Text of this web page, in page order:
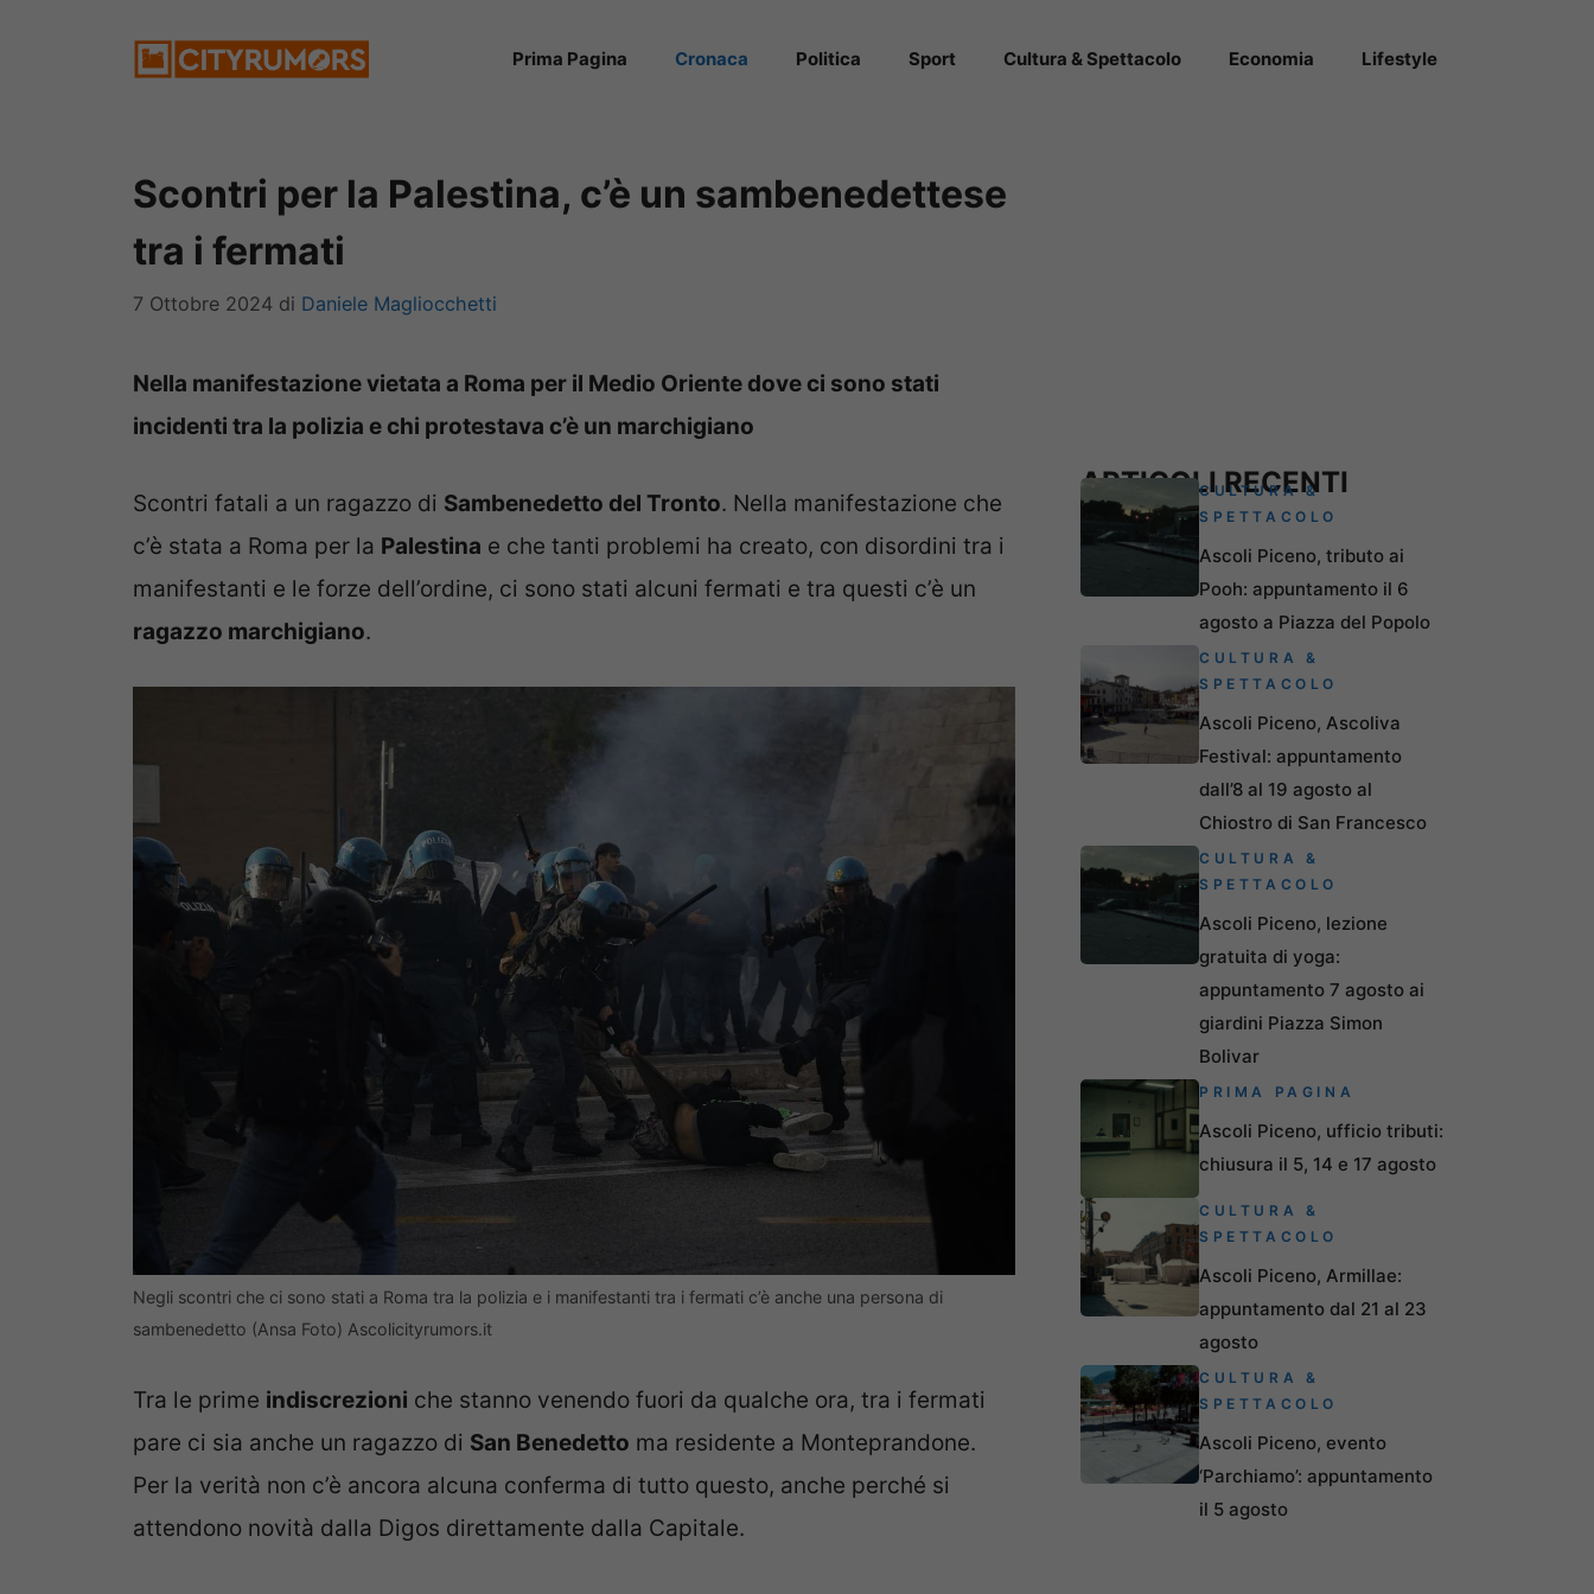
Prima Pagina Cronaca Politica Sport Cultura & Spettacolo Economia Lifestyle
Scontri per la Palestina, c’è un sambenedettese
tra i fermati
7 Ottobre 2024 di Daniele Magliocchetti
Nella manifestazione vietata a Roma per il Medio Oriente dove ci sono stati
incidenti tra la polizia e chi protestava c’è un marchigiano
Scontri fatali a un ragazzo di Sambenedetto del Tronto. Nella manifestazione che
c’è stata a Roma per la Palestina e che tanti problemi ha creato, con disordini tra i
manifestanti e le forze dell’ordine, ci sono stati alcuni fermati e tra questi c’è un
ragazzo marchigiano.
Negli scontri che ci sono stati a Roma tra la polizia e i manifestanti tra i fermati c’è anche una persona di
sambenedetto (Ansa Foto) Ascolicityrumors.it
Tra le prime indiscrezioni che stanno venendo fuori da qualche ora, tra i fermati
pare ci sia anche un ragazzo di San Benedetto ma residente a Monteprandone.
Per la verità non c’è ancora alcuna conferma di tutto questo, anche perché si
attendono novità dalla Digos direttamente dalla Capitale.
ARTICOLI RECENTI
CULTURA &
SPETTACOLO
Ascoli Piceno, tributo ai
Pooh: appuntamento il 6
agosto a Piazza del Popolo
CULTURA &
SPETTACOLO
Ascoli Piceno, Ascoliva
Festival: appuntamento
dall’8 al 19 agosto al
Chiostro di San Francesco
CULTURA &
SPETTACOLO
Ascoli Piceno, lezione
gratuita di yoga:
appuntamento 7 agosto ai
giardini Piazza Simon
Bolivar
PRIMA PAGINA
Ascoli Piceno, ufficio tributi:
chiusura il 5, 14 e 17 agosto
CULTURA &
SPETTACOLO
Ascoli Piceno, Armillae:
appuntamento dal 21 al 23
agosto
CULTURA &
SPETTACOLO
Ascoli Piceno, evento
‘Parchiamo’: appuntamento
il 5 agosto